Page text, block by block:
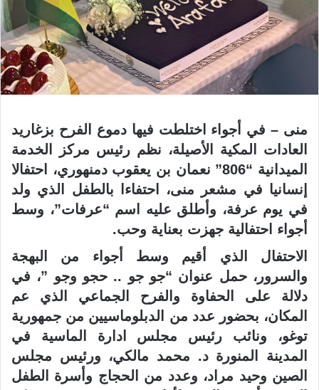
منى – في أجواء اختلطت فيها دموع الفرح بزغاريد
العادات المكية الأصيلة، نظم رئيس مركز الخدمة
الميدانية “806” نعمان بن يعقوب دمنهوري، احتفالا
إنسانيا في مشعر منى، احتفاءا بالطفل الذي ولد
في يوم عرفة، وأطلق عليه اسم “عرفات”، وسط
أجواء احتفالية جهزت بعناية وحب.
الاحتفال الذي أقيم وسط أجواء من البهجة
والسرور، حمل عنوان “جو جو .. حجو وجو ”، في
دلالة على الحفاوة والفرح الجماعي الذي عم
المكان، بحضور عدد من الدبلوماسيين من جمهورية
توغو، ونائب رئيس مجلس ادارة الماسية في
المدينة المنورة د. محمد مالكي، ورئيس مجلس
الصين وحيد مراد، وعدد من الحجاج وأسرة الطفل